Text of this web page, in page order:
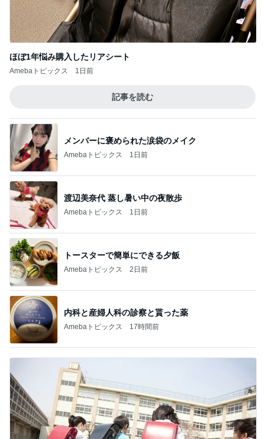
ほぼ1年悩み購入したリアシート
Amebaトピックス 1日前
記事を読む
メンバーに褒められた涙袋のメイク
Amebaトピックス 1日前
渡辺美奈代 蒸し暑い中の夜散歩
Amebaトピックス 1日前
トースターで簡単にできる夕飯
Amebaトピックス 2日前
内科と産婦人科の診察と貰った薬
Amebaトピックス 17時間前